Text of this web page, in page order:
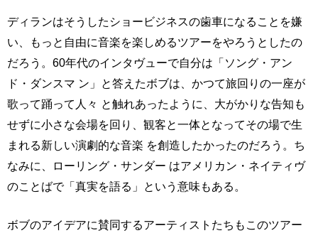
ディランはそうしたショービジネスの歯車になることを嫌
い、もっと自由に音楽を楽しめるツアーをやろうとしたの
だろう。60年代のインタヴューで自分は「ソング・アン
ド・ダンスマ ン」と答えたボブは、かつて旅回りの一座が
歌って踊って人々 と触れあったように、大がかりな告知も
せずに小さな会場を回り、観客と一体となってその場で生
まれる新しい演劇的な音楽 を創造したかったのだろう。ち
なみに、ローリング・サンダー はアメリカン・ネイティヴ
のことばで「真実を語る」という意味もある。
ボブのアイデアに賛同するアーティストたちもこのツアー